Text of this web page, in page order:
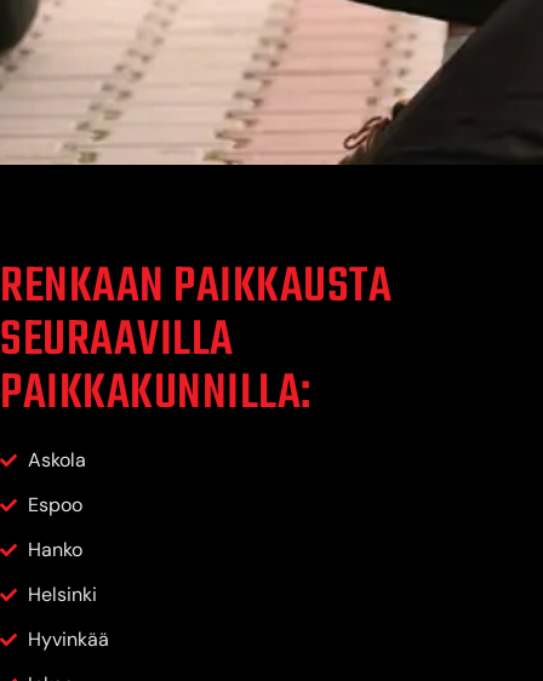
RENKAAN PAIKKAUSTA
SEURAAVILLA
PAIKKAKUNNILLA:
Askola
Espoo
Hanko
Helsinki
Hyvinkää